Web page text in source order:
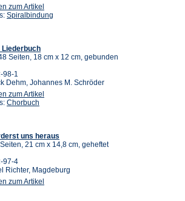
zum Artikel
Spiralbindung
Liederbuch
Seiten, 18 cm x 12 cm, gebunden
98-1
Dehm, Johannes M. Schröder
zum Artikel
Chorbuch
uns heraus
21 cm x 14,8 cm, geheftet
97-4
Richter, Magdeburg
zum Artikel